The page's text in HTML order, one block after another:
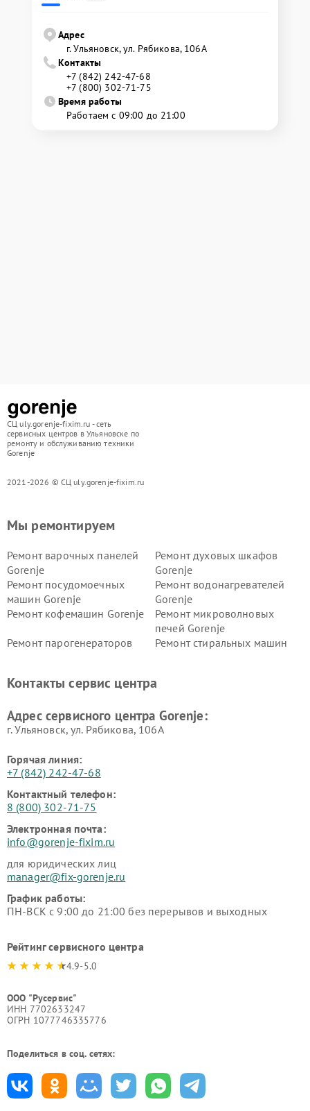
Адрес
г. Ульяновск, ул. Рябикова, 106А
Контакты
+7 (842) 242-47-68
+7 (800) 302-71-75
Время работы
Работаем с 09:00 до 21:00
СЦ uly.gorenje-fixim.ru - сеть
сервисных центров в Ульяновске по
ремонту и обслуживанию техники
Gorenje
2021-2026 © СЦ uly.gorenje-fixim.ru
Мы ремонтируем
Ремонт варочных панелей
Gorenje
Ремонт духовых шкафов
Gorenje
Ремонт посудомоечных
машин Gorenje
Ремонт водонагревателей
Gorenje
Ремонт кофемашин Gorenje
Ремонт микроволновых
печей Gorenje
Ремонт парогенераторов
Ремонт стиральных машин
Контакты сервис центра
Адрес сервисного центра Gorenje:
г. Ульяновск, ул. Рябикова, 106А
Горячая линия:
+7 (842) 242-47-68
Контактный телефон:
8 (800) 302-71-75
Электронная почта:
info@gorenje-fixim.ru
для юридических лиц
manager@fix-gorenje.ru
График работы:
ПН-ВСК с 9:00 до 21:00 без перерывов и выходных
Рейтинг сервисного центра
4.9-5.0
ООО "Русервис"
ИНН 7702633247
ОГРН 1077746335776
Поделиться в соц. сетях: